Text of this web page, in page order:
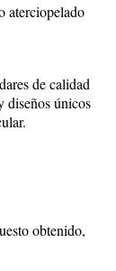
aterciopelado
de calidad
diseños únicos
obtenido,